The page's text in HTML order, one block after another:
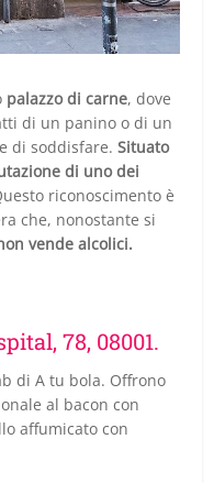
palazzo di carne, dove
di un panino o di un
di soddisfare.Situato
di uno dei
riconoscimento è
che, nonostante si
vende alcolici.
78, 08001.
di A tu bola. Offrono
al bacon con
affumicato con